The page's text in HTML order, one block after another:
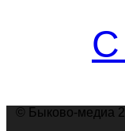
© Быково-медиа